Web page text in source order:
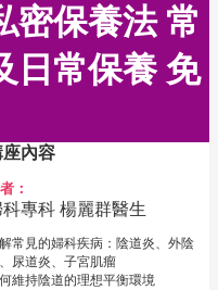
密保養法 常
日常保養 免
座內容
：
科專科 楊麗群醫生
常見的婦科疾病：陰道炎、外陰
尿道炎、子宮肌瘤
維持陰道的理想平衡環境